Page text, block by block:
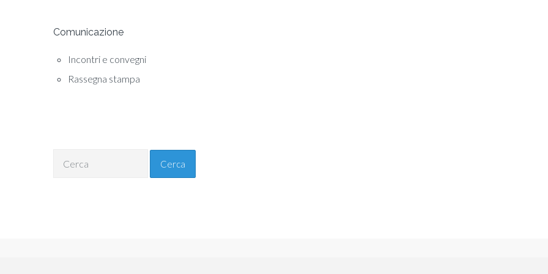
Comunicazione
Incontri e convegni
Rassegna stampa
Cerca
divisione di